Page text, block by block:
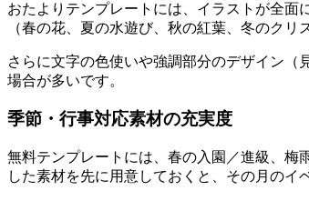
おたよりテンプレートには、イラストが全面
（春の花、夏の水遊び、秋の紅葉、冬のク
さらに文字の色使いや強調部分のデザイン
場合が多いです。
季節・行事対応素材の充実度
無料テンプレートには、春の入園／進級、梅
した素材を先に用意しておくと、その月のイ